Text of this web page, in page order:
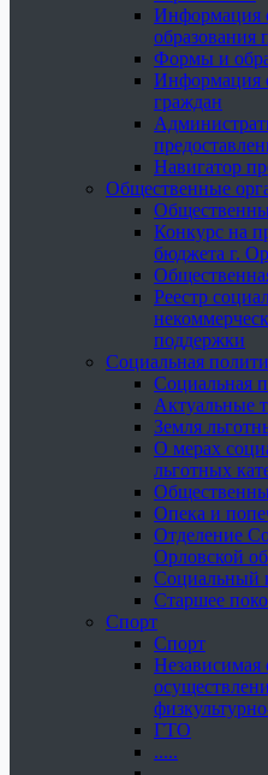
Информация
образования
Формы и
Информация
граждан
Навигатор
Общественные
Конкурс на
бюджета г.
Реестр
поддержки
Социальная
Социальная
Актуальные
Земля
О мерах
льготных
Опека и
Отделение
Орловской
Социальный
Старшее
Спорт
Спорт
Независимая
ГТО
.....